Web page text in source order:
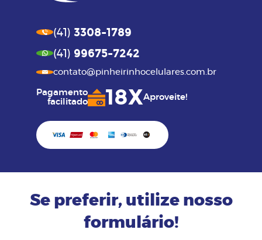
(41) 3308-1789
(41) 99675-7242
contato@pinheirinhocelulares.com.br
Pagamento
facilitado
18XAproveite!
Se preferir, utilize nosso
formulário!